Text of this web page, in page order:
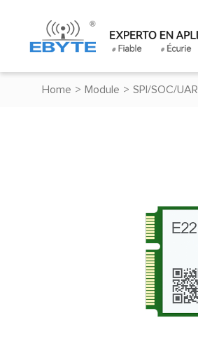
Home > Module > SPI/SOC/